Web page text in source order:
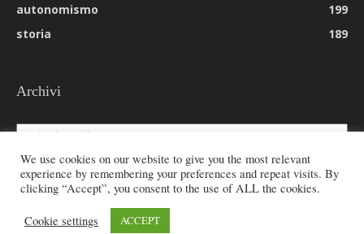
autonomismo
199
storia
189
Archivi
Archivi
© 2026 All rights reserved - Etnie -
We use cookies on our website to give you the most relevant
experience by remembering your preferences and repeat visits. By
clicking “Accept”, you consent to the use of ALL the cookies.
Cookie settings ACCEPT